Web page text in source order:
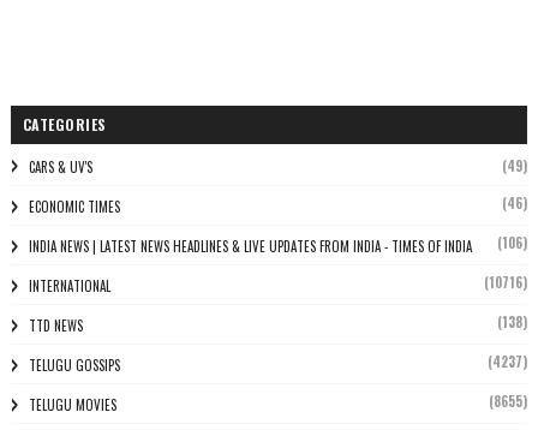
CATEGORIES
CARS & UV'S (49)
ECONOMIC TIMES (46)
INDIA NEWS | LATEST NEWS HEADLINES & LIVE UPDATES FROM INDIA - TIMES OF INDIA (106)
INTERNATIONAL (10716)
TTD NEWS (138)
TELUGU GOSSIPS (4237)
TELUGU MOVIES (8655)